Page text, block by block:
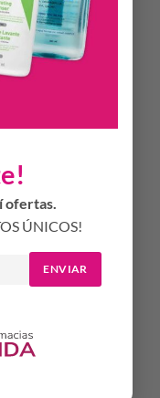
ofertas.
ÚNICOS!
ENVIAR
regulando la
temperaturas y
con efecto
Hialurónico y la
los
prematuro
y seca en rostro y